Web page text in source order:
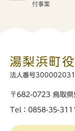
付事業
湯梨浜町
法人番号
〒682-0723 鳥取県
Tel：0858-35-